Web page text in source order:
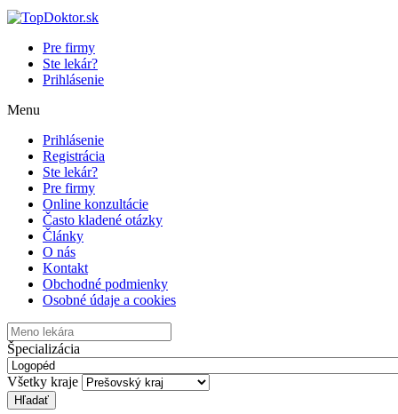
Pre firmy
Ste lekár?
Prihlásenie
Menu
Prihlásenie
Registrácia
Ste lekár?
Pre firmy
Online konzultácie
Často kladené otázky
Články
O nás
Kontakt
Obchodné podmienky
Osobné údaje a cookies
Špecializácia
Všetky kraje
Hľadať